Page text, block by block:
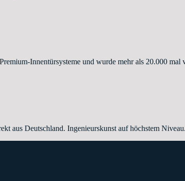
Innentürsysteme und wurde mehr als 20.000 mal
aus Deutschland. Ingenieurskunst auf höchstem Niveau.